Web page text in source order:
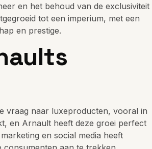
en het behoud van de exclusiviteit
tot een imperium, met een
en prestige.
vraag naar luxeproducten, vooral in
en Arnault heeft deze groei perfect
en social media heeft